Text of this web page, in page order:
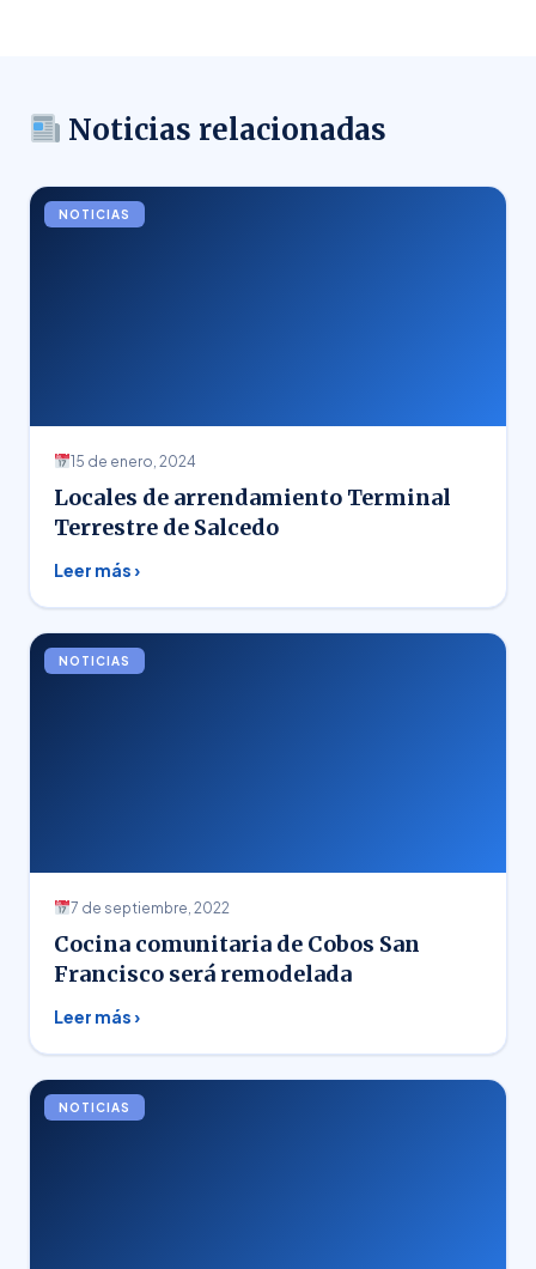
Noticias relacionadas
NOTICIAS
15 de enero, 2024
Locales de arrendamiento Terminal
Terrestre de Salcedo
Leer más ›
NOTICIAS
7 de septiembre, 2022
Cocina comunitaria de Cobos San
Francisco será remodelada
Leer más ›
NOTICIAS